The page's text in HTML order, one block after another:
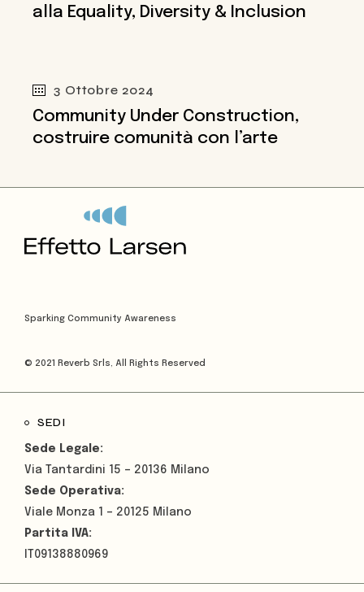
alla Equality, Diversity & Inclusion
3 Ottobre 2024
Community Under Construction,
costruire comunità con l’arte
Sparking Community Awareness
© 2021 Reverb Srls, All Rights Reserved
SEDI
Sede Legale:
Via Tantardini 15 – 20136 Milano
Sede Operativa:
Viale Monza 1 – 20125 Milano
Partita IVA:
IT09138880969